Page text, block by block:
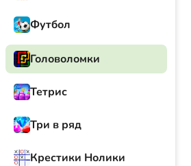
Футбол
Головоломки
Тетрис
Три в ряд
Крестики Нолики